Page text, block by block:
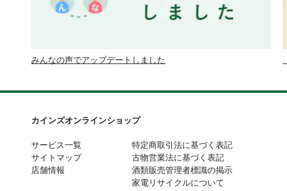
みんなの声でアップデートしました
カインズオンラインショップ
サービス一覧
サイトマップ
店舗情報
特定商取引法に基づく表記
古物営業法に基づく表記
酒類販売管理者標識の掲示
家電リサイクルについて